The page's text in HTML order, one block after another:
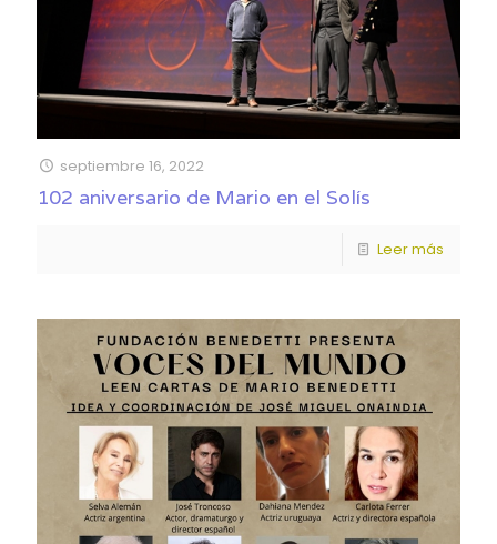
septiembre 16, 2022
102 aniversario de Mario en el Solís
Leer más